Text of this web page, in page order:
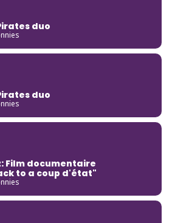
duo
duo
Film documentaire
to a coup d'état"